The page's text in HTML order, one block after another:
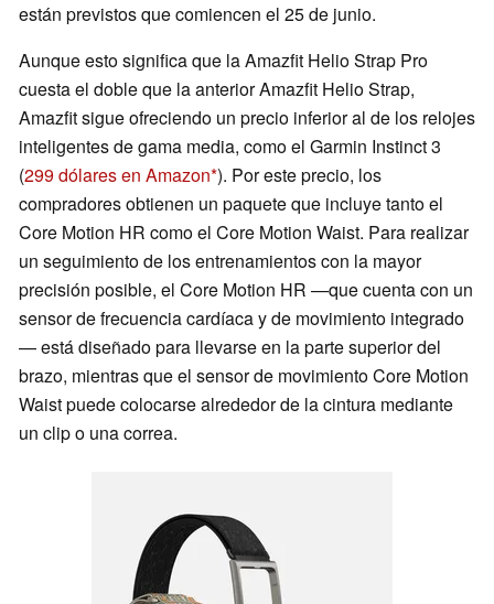
están previstos que comiencen el 25 de junio.
Aunque esto significa que la Amazfit Helio Strap Pro
cuesta el doble que la anterior Amazfit Helio Strap,
Amazfit sigue ofreciendo un precio inferior al de los relojes
inteligentes de gama media, como el Garmin Instinct 3
(299 dólares en Amazon ). Por este precio, los
compradores obtienen un paquete que incluye tanto el
Core Motion HR como el Core Motion Waist. Para realizar
un seguimiento de los entrenamientos con la mayor
precisión posible, el Core Motion HR —que cuenta con un
sensor de frecuencia cardíaca y de movimiento integrado
— está diseñado para llevarse en la parte superior del
brazo, mientras que el sensor de movimiento Core Motion
Waist puede colocarse alrededor de la cintura mediante
un clip o una correa.